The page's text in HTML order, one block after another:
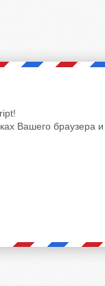
Вашего браузера и